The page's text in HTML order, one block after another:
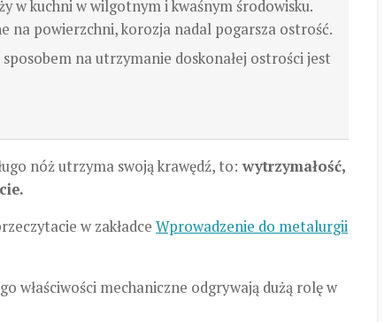
w kuchni w wilgotnym i kwaśnym środowisku.
na powierzchni, korozja nadal pogarsza ostrość.
na utrzymanie doskonałej ostrości jest
nóż utrzyma swoją krawędź, to: wytrzymałość,
w zakładce Wprowadzenie do metalurgii
właściwości mechaniczne odgrywają dużą rolę w